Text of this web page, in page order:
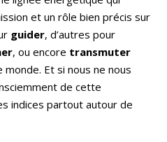
et un rôle bien précis sur
guider, d’autres pour
, ou encore transmuter
monde. Et si nous ne nous
de cette
indices partout autour de